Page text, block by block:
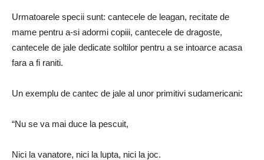
Urmatoarele specii sunt: cantecele de leagan, recitate de
mame pentru a-si adormi copiii, cantecele de dragoste,
cantecele de jale dedicate soltilor pentru a se intoarce acasa
fara a fi raniti.
Un exemplu de cantec de jale al unor primitivi sudamericani:
“Nu se va mai duce la pescuit,
Nici la vanatore, nici la lupta, nici la joc.